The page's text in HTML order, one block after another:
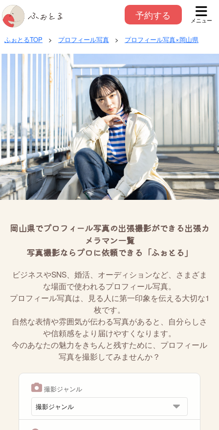
予約する メニュー
ふぉとるTOP > プロフィール写真 > プロフィール写真×岡山県
岡山県でプロフィール写真の出張撮影ができる出張カ
メラマン一覧
写真撮影ならプロに依頼できる「ふぉとる」
ビジネスやSNS、婚活、オーディションなど、さまざま
な場面で使われるプロフィール写真。
プロフィール写真は、見る人に第一印象を伝える大切な1
枚です。
自然な表情や雰囲気が伝わる写真があると、自分らしさ
や信頼感をより届けやすくなります。
今のあなたの魅力をきちんと残すために、プロフィール
写真を撮影してみませんか？
撮影ジャンル